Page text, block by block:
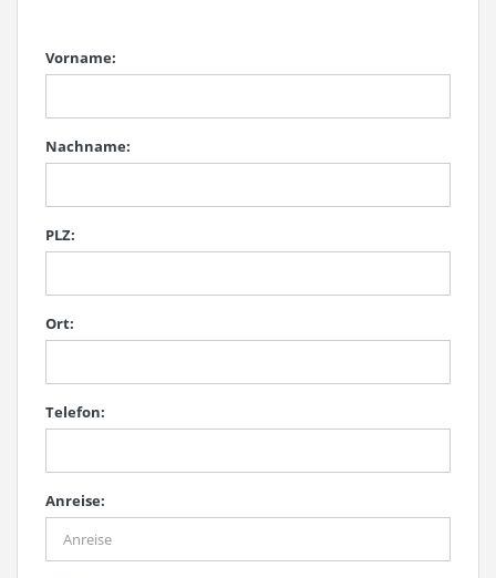
Vorname:
Nachname:
PLZ:
Ort:
Telefon:
Anreise: